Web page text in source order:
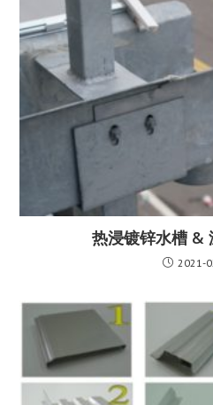
热浸镀锌水槽 &
2021-